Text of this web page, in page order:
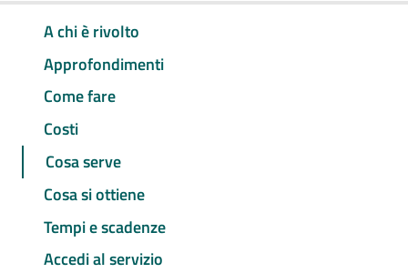
A chi è rivolto
Approfondimenti
Come fare
Costi
Cosa serve
Cosa si ottiene
Tempi e scadenze
Accedi al servizio